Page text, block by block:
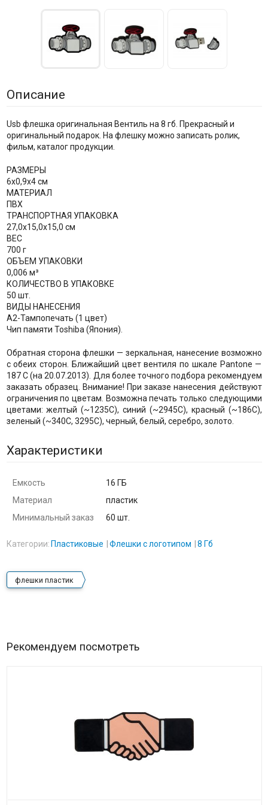
Описание
Usb флешка оригинальная Вентиль на 8 гб. Прекрасный и
оригинальный подарок. На флешку можно записать ролик,
фильм, каталог продукции.
РАЗМЕРЫ
6х0,9х4 см
МАТЕРИАЛ
ПВХ
ТРАНСПОРТНАЯ УПАКОВКА
27,0x15,0x15,0 см
ВЕС
700 г
ОБЪЕМ УПАКОВКИ
0,006 м³
КОЛИЧЕСТВО В УПАКОВКЕ
50 шт.
ВИДЫ НАНЕСЕНИЯ
A2-Тампопечать (1 цвет)
Чип памяти Toshiba (Япония).
Обратная сторона флешки — зеркальная, нанесение возможно
с обеих сторон. Ближайший цвет вентиля по шкале Pantone —
187 C (на 20.07.2013). Для более точного подбора рекомендуем
заказать образец. Внимание! При заказе нанесения действуют
ограничения по цветам. Возможна печать только следующими
цветами: желтый (~1235C), синий (~2945C), красный (~186С),
зеленый (~340C, 3295C), черный, белый, серебро, золото.
Характеристики
Емкость
16 ГБ
Материал
пластик
Минимальный заказ
60 шт.
Категории: Пластиковые Флешки с логотипом 8 Гб
флешки пластик
Рекомендуем посмотреть